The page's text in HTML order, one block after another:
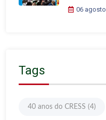
06 agosto
Tags
40 anos do CRESS (4)